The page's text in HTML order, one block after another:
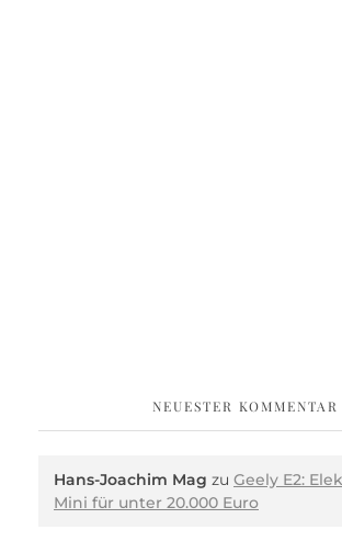
NEUESTER KOMMENTAR
Hans-Joachim Mag zu Geely E2:
Mini für unter 20.000 Euro